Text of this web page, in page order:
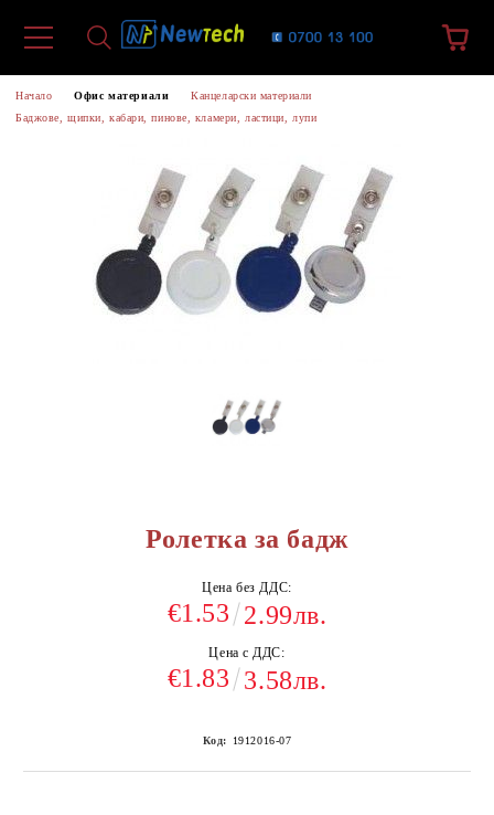
Начало Офис материали
Канцеларски материали
Баджове, щипки, кабари, пинове, кламери, ластици, лупи
Ролетка за бадж
Цена без ДДС:
€1.53 2.99лв.
Цена с ДДС:
€1.83 3.58лв.
Код: 1912016-07